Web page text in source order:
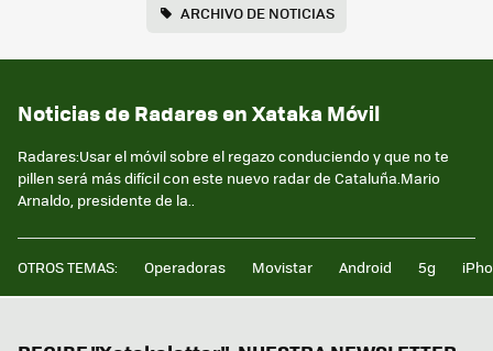
ARCHIVO DE NOTICIAS
Noticias de Radares en Xataka Móvil
Radares:Usar el móvil sobre el regazo conduciendo y que no te
pillen será más difícil con este nuevo radar de Cataluña.Mario
Arnaldo, presidente de la..
OTROS TEMAS: Operadoras Movistar Android 5g